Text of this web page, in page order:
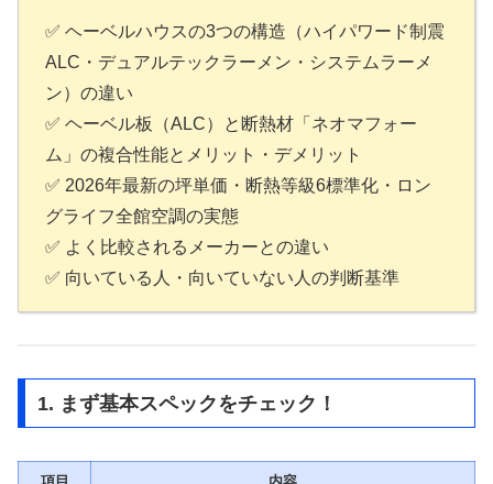
✅ ヘーベルハウスの3つの構造（ハイパワード制震
ALC・デュアルテックラーメン・システムラーメ
ン）の違い
✅ ヘーベル板（ALC）と断熱材「ネオマフォー
ム」の複合性能とメリット・デメリット
✅ 2026年最新の坪単価・断熱等級6標準化・ロン
グライフ全館空調の実態
✅ よく比較されるメーカーとの違い
✅ 向いている人・向いていない人の判断基準
1. まず基本スペックをチェック！